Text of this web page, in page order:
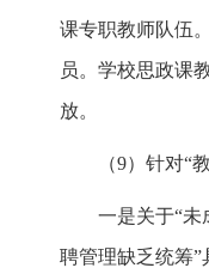
课专职教师队伍
员。学校思政课
放。
（9）针对“
一是关于“未
聘管理缺乏统筹